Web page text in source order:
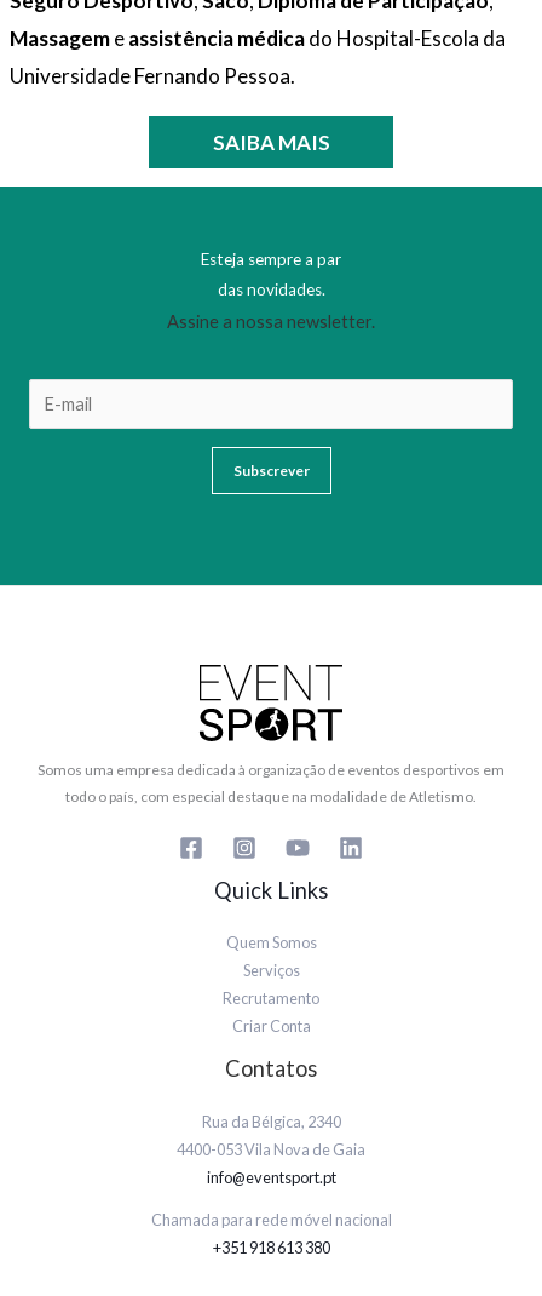
Massagemeassistência médicado Hospital-Escola da
Universidade Fernando Pessoa.
SAIBA MAIS
Esteja sempre a par
das novidades.
Assine a nossa newsletter.
Somos uma empresa dedicada à organização de eventos desportivos em
todo o país, com especial destaque na modalidade de Atletismo.
Quick Links
Quem Somos
Serviços
Recrutamento
Criar Conta
Contatos
Rua da Bélgica, 2340
4400-053 Vila Nova de Gaia
info@eventsport.pt
Chamada para rede móvel nacional
+351 918 613 380